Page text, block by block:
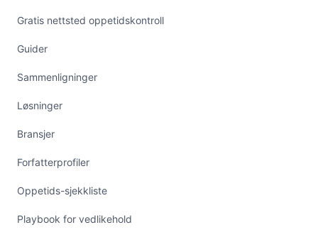
Gratis nettsted oppetidskontroll
Guider
Sammenligninger
Løsninger
Bransjer
Forfatterprofiler
Oppetids-sjekkliste
Playbook for vedlikehold